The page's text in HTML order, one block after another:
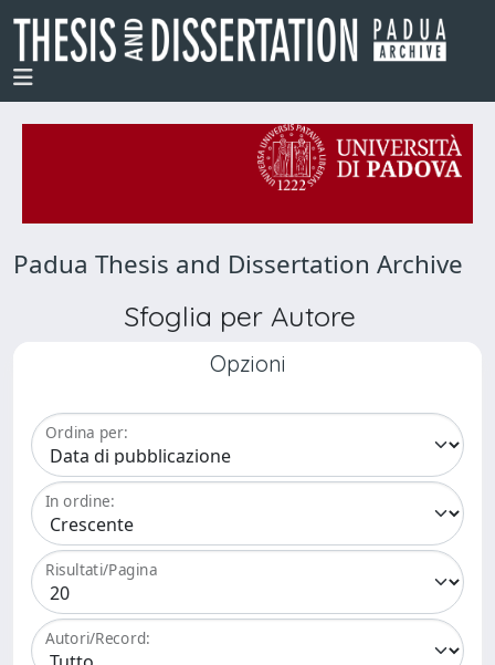
Padua Thesis and Dissertation Archive
Sfoglia per Autore
Opzioni
Ordina per:
In ordine:
Risultati/Pagina
Autori/Record: